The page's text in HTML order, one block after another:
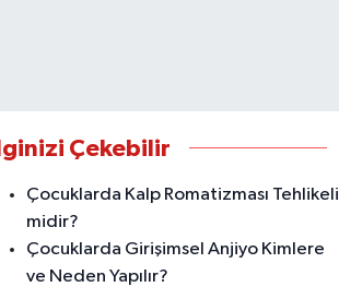
Çekebilir
Çocuklarda Kalp Romatizması Tehlikeli
midir?
Çocuklarda Girişimsel Anjiyo Kimlere
ve Neden Yapılır?